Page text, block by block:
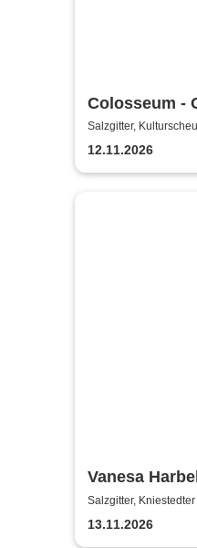
Colosseum -
Fields
Salzgitter,
12.11.2026
Vanesa Harbek |
Kirche
Salzgitter,
13.11.2026